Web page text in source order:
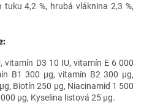
4,2 %, hrubá vláknina 2,3 %,
vitamín D3 10 IU, vitamín E 6 000
B1 300 µg, vitamín B2 300 µg,
Biotín 250 µg, Niacinamid 1 500
µg, Kyselina listová 25 µg.